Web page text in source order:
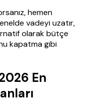
hemen
vadeyi uzatır,
olarak bütçe
kapatma gibi
En